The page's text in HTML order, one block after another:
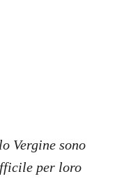
Vergine sono
per loro